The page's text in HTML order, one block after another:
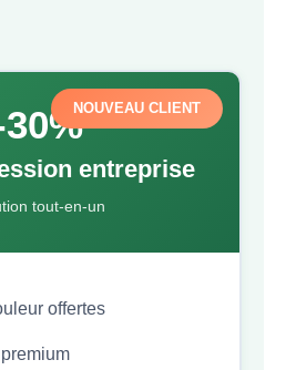
NOUVEAU CLIENT
entreprise
tout-en-un
offertes